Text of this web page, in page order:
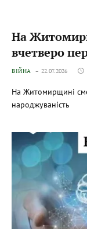
На
вчетверо
ВІЙНА 22.07.2026
На Житомирщині
народжуваність